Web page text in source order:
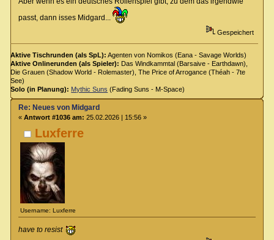
passt, dann isses Midgard...
Gespeichert
Aktive Tischrunden (als SpL): Agenten von Nomikos (Eana - Savage Worlds)
Aktive Onlinerunden (als Spieler): Das Windkammtal (Barsaive - Earthdawn),
Die Grauen (Shadow World - Rolemaster), The Price of Arrogance (Théah - 7te
See)
Solo (in Planung): Mythic Suns (Fading Suns - M-Space)
Luxferre
Username: Luxferre
Re: Neues von Midgard
« Antwort #1036 am: 25.02.2026 | 15:56 »
have to resist